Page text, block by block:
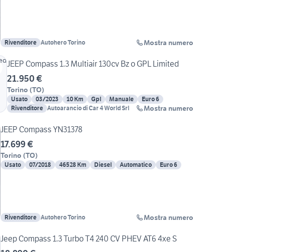
Rivenditore Autohero Torino Mostra numero
JEEP Compass 1.3 Multiair 130cv Bz o GPL Limited
21.950 €
Torino (TO)
Usato 03/2023 10 Km Gpl Manuale
Euro 6
Rivenditore Autoarancio di Car 4 World Srl Mostra numero
JEEP Compass YN31378
17.699 €
Torino (TO)
Usato 07/2018 46528 Km Diesel Automatico Euro 6
Rivenditore Autohero Torino Mostra numero
Jeep Compass 1.3 Turbo T4 240 CV PHEV AT6 4xe S